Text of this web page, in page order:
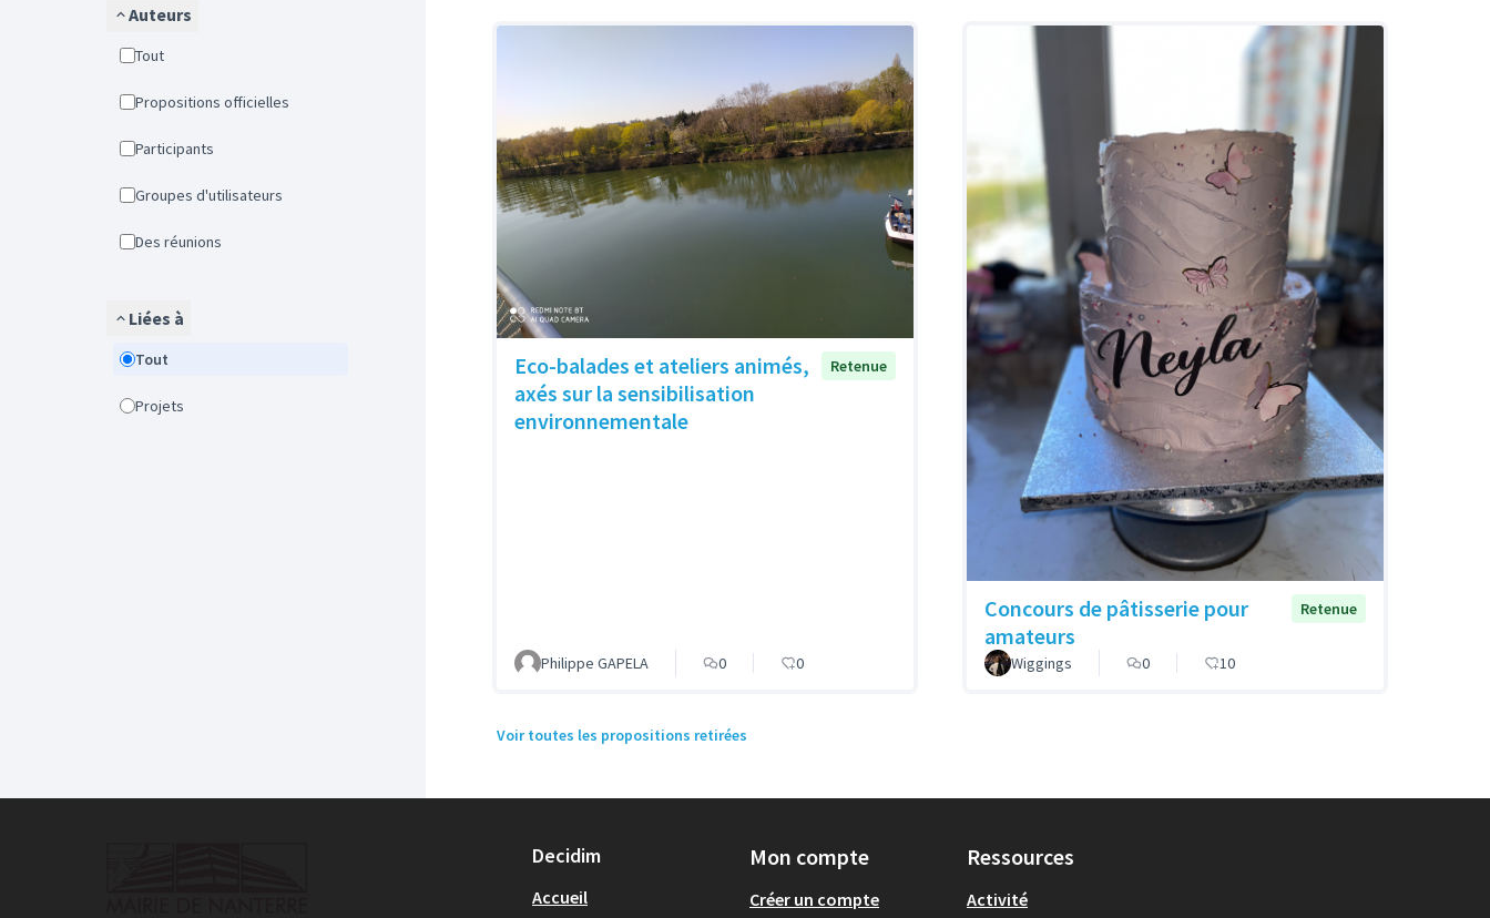
Auteurs
Tout
Propositions officielles
Participants
Groupes d'utilisateurs
Des réunions
Liées à
Tout
Projets
Eco-balades et ateliers animés,
axés sur la sensibilisation
environnementale
Retenue
Philippe GAPELA 0 0
Concours de pâtisserie pour
amateurs
Retenue
Wiggings 0 10
Voir toutes les propositions retirées
Decidim
Accueil
Mon compte
Créer un compte
Ressources
Activité